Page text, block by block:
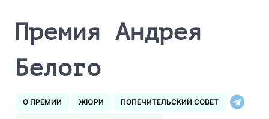
Премия Андрея
Белого
О ПРЕМИИ ЖЮРИ ПОПЕЧИТЕЛЬСКИЙ СОВЕТ